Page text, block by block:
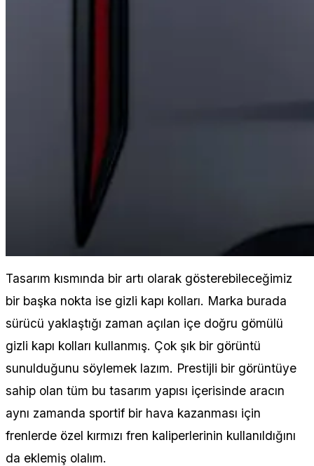
Tasarım kısmında bir artı olarak gösterebileceğimiz
bir başka nokta ise gizli kapı kolları. Marka burada
sürücü yaklaştığı zaman açılan içe doğru gömülü
gizli kapı kolları kullanmış. Çok şık bir görüntü
sunulduğunu söylemek lazım. Prestijli bir görüntüye
sahip olan tüm bu tasarım yapısı içerisinde aracın
aynı zamanda sportif bir hava kazanması için
frenlerde özel kırmızı fren kaliperlerinin kullanıldığını
da eklemiş olalım.